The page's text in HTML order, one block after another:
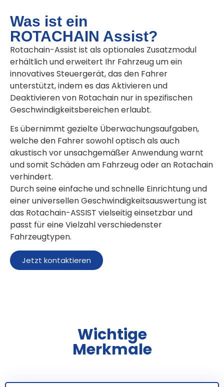
Was ist ein
ROTACHAIN Assist?
Rotachain-Assist ist als optionales Zusatzmodul
erhältlich und erweitert Ihr Fahrzeug um ein
innovatives Steuergerät, das den Fahrer
unterstützt, indem es das Aktivieren und
Deaktivieren von Rotachain nur in spezifischen
Geschwindigkeitsbereichen erlaubt.
Es übernimmt gezielte Überwachungsaufgaben,
welche den Fahrer sowohl optisch als auch
akustisch vor unsachgemäßer Anwendung warnt
und somit Schäden am Fahrzeug oder an Rotachain
verhindert.
Durch seine einfache und schnelle Einrichtung und
einer universellen Geschwindigkeitsauswertung ist
das Rotachain-ASSIST vielseitig einsetzbar und
passt für eine Vielzahl verschiedenster
Fahrzeugtypen.
Jetzt kontaktieren
Wichtige
Merkmale